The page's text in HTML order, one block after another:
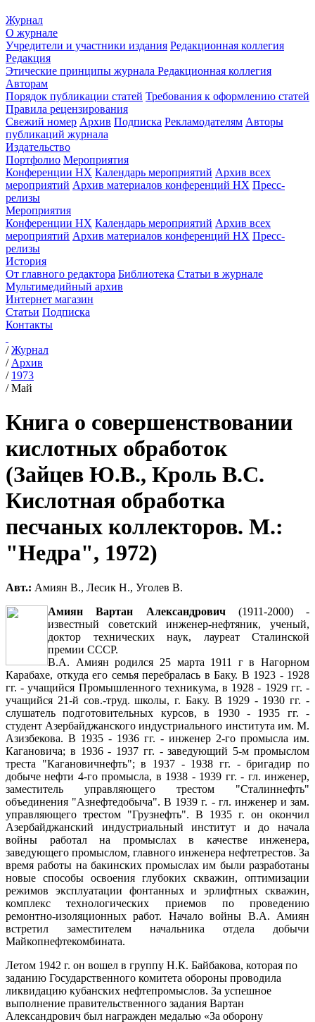
Журнал
О журнале
Учредители и участники издания Редакционная коллегия
Редакция
Этические принципы журнала Редакционная коллегия
Авторам
Порядок публикации статей Требования к оформлению статей
Правила рецензирования
Свежий номер Архив Подписка Рекламодателям Авторы
публикаций журнала
Издательство
Портфолио Мероприятия
Конференции НХ Календарь мероприятий Архив всех
мероприятий Архив материалов конференций НХ Пресс-
релизы
Мероприятия
Конференции НХ Календарь мероприятий Архив всех
мероприятий Архив материалов конференций НХ Пресс-
релизы
История
От главного редактора Библиотека Статьи в журнале
Мультимедийный архив
Интернет магазин
Статьи Подписка
Контакты
/Журнал
/ Архив
/ 1973
/Май
Книга о совершенствовании
кислотных обработок
(Зайцев Ю.В., Кроль В.С.
Кислотная обработка
песчаных коллекторов. М.:
"Недра", 1972)
Авт.: Амиян В., Лесик Н., Уголев В.
Амиян Вартан Александрович(1911-2000) -
известный советский инженер-нефтяник, ученый,
доктор технических наук, лауреат Сталинской
премии СССР.
В.А. Амиян родился 25 марта 1911 г в Нагорном
Карабахе, откуда его семья перебралась в Баку. В 1923 - 1928
гг. - учащийся Промышленного техникума, в 1928 - 1929 гг. -
учащийся 21-й сов.-труд. школы, г. Баку. В 1929 - 1930 гг. -
слушатель подготовительных курсов, в 1930 - 1935 гг. -
студент Азербайджанского индустриального института им. М.
Азизбекова. В 1935 - 1936 гг. - инженер 2-го промысла им.
Кагановича; в 1936 - 1937 гг. - заведующий 5-м промыслом
треста "Кагановичнефть"; в 1937 - 1938 гг. - бригадир по
добыче нефти 4-го промысла, в 1938 - 1939 гг. - гл. инженер,
заместитель управляющего трестом "Сталиннефть"
объединения "Азнефтедобыча". В 1939 г. - гл. инженер и зам.
управляющего трестом "Грузнефть". В 1935 г. он окончил
Азербайджанский индустриальный институт и до начала
войны работал на промыслах в качестве инженера,
заведующего промыслом, главного инженера нефтетрестов. За
время работы на бакинских промыслах им были разработаны
новые способы освоения глубоких скважин, оптимизации
режимов эксплуатации фонтанных и эрлифтных скважин,
комплекс технологических приемов по проведению
ремонтно-изоляционных работ. Начало войны В.А. Амиян
встретил заместителем начальника отдела добычи
Майкопнефтекомбината.
Летом 1942 г. он вошел в группу Н.К. Байбакова, которая по
заданию Государственного комитета обороны проводила
ликвидацию кубанских нефтепромыслов. За успешное
выполнение правительственного задания Вартан
Александрович был награжден медалью «За оборону